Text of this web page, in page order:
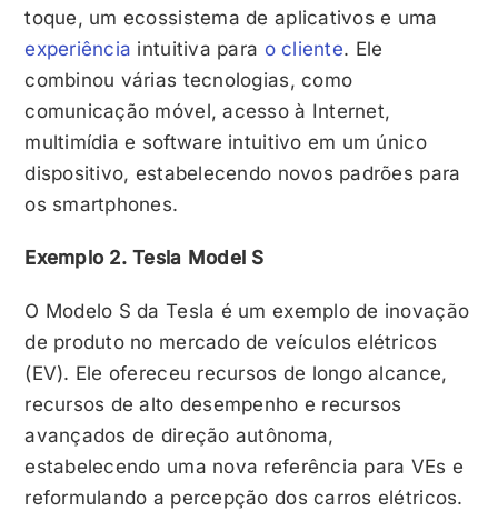
toque, um ecossistema de aplicativos e uma
experiência intuitiva para o cliente. Ele
combinou várias tecnologias, como
comunicação móvel, acesso à Internet,
multimídia e software intuitivo em um único
dispositivo, estabelecendo novos padrões para
os smartphones.
Exemplo 2. Tesla Model S
O Modelo S da Tesla é um exemplo de inovação
de produto no mercado de veículos elétricos
(EV). Ele ofereceu recursos de longo alcance,
recursos de alto desempenho e recursos
avançados de direção autônoma,
estabelecendo uma nova referência para VEs e
reformulando a percepção dos carros elétricos.